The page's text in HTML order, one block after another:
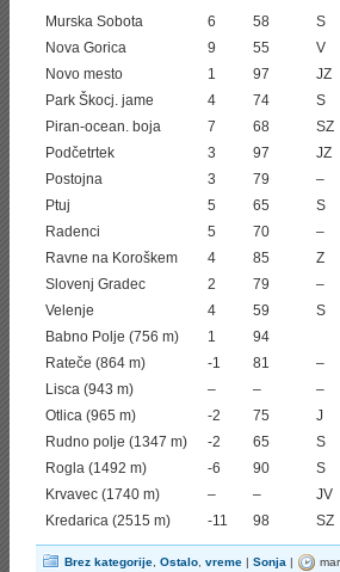
Murska Sobota
6 58 S
Nova Gorica
9 55 V
Novo mesto
1 97 JZ
Park Škocj. jame
4 74 S
Piran-ocean. boja
7 68 SZ
Podčetrtek
3 97 JZ
Postojna
3 79 –
Ptuj
5 65 S
Radenci
5 70 –
Ravne na Koroškem
4 85 Z
Slovenj Gradec
2 79 –
Velenje
4 59 S
Babno Polje (756 m)
1
94
Rateče (864 m)
-1 81 –
Lisca (943 m)
– – –
Otlica (965 m)
-2 75 J
Rudno polje (1347 m)
-2 65 S
Rogla (1492 m)
-6 90 S
Krvavec (1740 m)
– – JV
Kredarica (2515 m)
-11 98 SZ
Brez kategorije Ostalo vreme | Sonja |